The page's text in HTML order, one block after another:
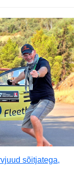
sõitjatega,